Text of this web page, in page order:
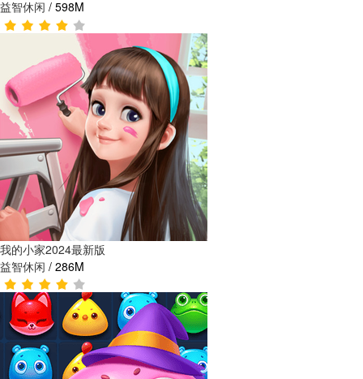
益智休闲 / 598M
我的小家2024最新版
益智休闲 / 286M